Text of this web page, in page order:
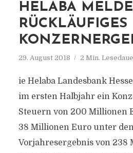
HELABA
RÜCKLÄUFIGES
29. August 2018 2 Min.
ie Helaba Landesbank
im ersten Halbjahr ein
Steuern von 200 Millionen
38 Millionen Euro unter
Vorjahresergebnis von 238